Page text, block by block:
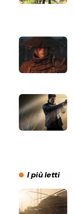
I più letti